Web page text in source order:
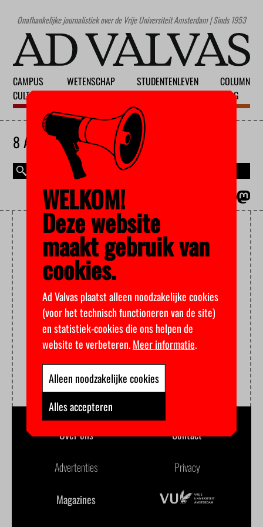
Onafhankelijke journalistiek over de Vrije Universiteit Amsterdam | Sinds 1953
CAMPUS
CULTUUR
WETENSCHAP
STUDENTENLEVEN
COLUMN
BLOG
8 AUGUSTUS 2026
SPEEDDATE
Over ons Contact
Advertenties Privacy
Magazines
WELKOM!
Deze website
maakt gebruik van
cookies.
Ad Valvas plaatst alleen noodzakelijke cookies
(voor het technisch functioneren van de site)
en statistiek-cookies die ons helpen de
website te verbeteren.Meer informatie.
Alleen noodzakelijke cookies
Alles accepteren